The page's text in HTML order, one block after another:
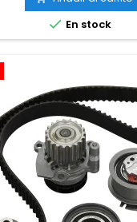
 En stock